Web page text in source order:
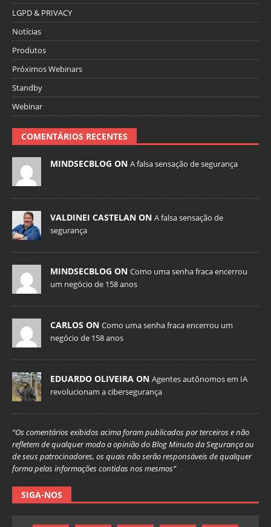
LGPD & PRIVACY
Notícias
Produtos
Próximos Webinars
Standby
Webinar
COMENTÁRIOS RECENTES
MINDSECBLOG ON A falsa sensação de segurança
VALDINEI CASTELAN ON A falsa sensação de
segurança
MINDSECBLOG ON Como uma senha fraca encerrou
um negócio de 158 anos
CARLOS ON Como uma senha fraca encerrou um
negócio de 158 anos
EDUARDO OLIVEIRA ON Agentes autônomos em IA
revolucionam a cibersegurança
“Os comentários exibidos acima foram publicados por terceiros e não
refletem de qualquer modo a opinião do Blog Minuto da Segurança ou
de seus patrocinadores, os quais não serão responsáveis de qualquer
forma pelas informações contidas nos mesmos”
SIGA-NOS